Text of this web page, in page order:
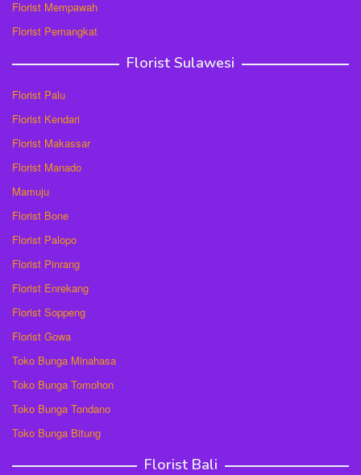
Florist Mempawah
Florist Pemangkat
Florist Sulawesi
Florist Palu
Florist Kendari
Florist Makassar
Florist Manado
Mamuju
Florist Bone
Florist Palopo
Florist Pinrang
Florist Enrekang
Florist Soppeng
Florist Gowa
Toko Bunga Minahasa
Toko Bunga Tomohon
Toko Bunga Tondano
Toko Bunga Bitung
Florist Bali